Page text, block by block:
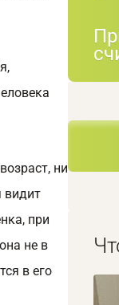
ни
видит
при
не в
в его